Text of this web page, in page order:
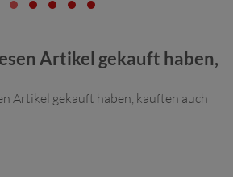
Artikel gekauft haben,
Artikel gekauft haben, kauften auch